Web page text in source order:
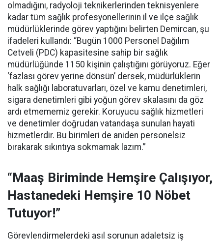
olmadığını, radyoloji teknikerlerinden teknisyenlere
kadar tüm sağlık profesyonellerinin il ve ilçe sağlık
müdürlüklerinde görev yaptığını belirten Demircan, şu
ifadeleri kullandı: “Bugün 1000 Personel Dağılım
Cetveli (PDC) kapasitesine sahip bir sağlık
müdürlüğünde 1150 kişinin çalıştığını görüyoruz. Eğer
‘fazlası görev yerine dönsün’ dersek, müdürlüklerin
halk sağlığı laboratuvarları, özel ve kamu denetimleri,
sigara denetimleri gibi yoğun görev skalasını da göz
ardı etmememiz gerekir. Koruyucu sağlık hizmetleri
ve denetimler doğrudan vatandaşa sunulan hayati
hizmetlerdir. Bu birimleri de aniden personelsiz
bırakarak sıkıntıya sokmamak lazım.”
“Maaş Biriminde Hemşire Çalışıyor,
Hastanedeki Hemşire 10 Nöbet
Tutuyor!”
Görevlendirmelerdeki asıl sorunun adaletsiz iş